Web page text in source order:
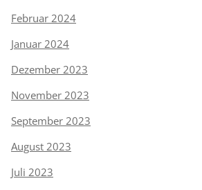
Februar 2024
Januar 2024
Dezember 2023
November 2023
September 2023
August 2023
Juli 2023